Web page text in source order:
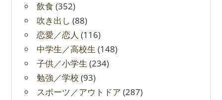
飲食 (352)
吹き出し (88)
恋愛／恋人 (116)
中学生／高校生 (148)
子供／小学生 (234)
勉強／学校 (93)
スポーツ／アウトドア (287)